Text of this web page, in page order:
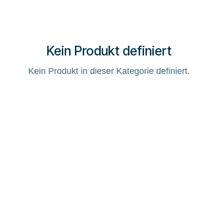
Kein Produkt definiert
Kein Produkt in dieser Kategorie definiert.